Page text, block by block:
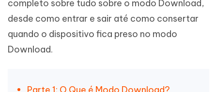
completo sobre tudo sobre o modo Download,
desde como entrar e sair até como consertar
quando o dispositivo fica preso no modo
Download.